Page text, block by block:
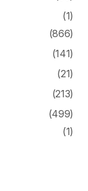
(1)
(866)
(141)
(21)
(213)
(499)
(1)